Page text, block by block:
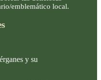
emblemático local.